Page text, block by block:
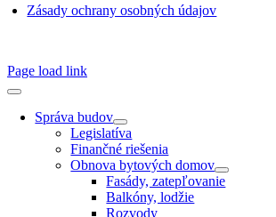
Zásady ochrany osobných údajov
Page load link
Správa budov
Legislatíva
Finančné riešenia
Obnova bytových domov
Fasády, zatepľovanie
Balkóny, lodžie
Rozvody